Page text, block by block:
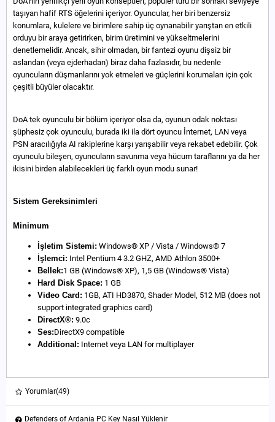
taşıyan hafif RTS öğelerini içeriyor. Oyuncular, her biri benzersiz
konumlara, kulelere ve birimlere sahip üç oynanabilir yarıştan en etkili
orduyu bir araya getirirken, birim üretimini ve yükseltmelerini
denetlemelidir. Ancak, sihir olmadan, bir fantezi oyunu dişsiz bir
aslandan (veya ejderhadan) biraz daha fazlasıdır, bu nedenle
oyuncuların düşmanlarını yok etmeleri ve güçlerini korumaları için çok
çeşitli büyüler olacaktır.
DoA tek oyunculu bir bölüm içeriyor olsa da, oyunun odak noktası
şüphesiz çok oyunculu, burada iki ila dört oyuncu İnternet, LAN veya
PSN aracılığıyla AI rakiplerine karşı yarışabilir veya rekabet edebilir. Çok
oyunculu bileşen, oyuncuların savunma veya hücum taraflarını ya da her
ikisini birden alabilecekleri üç farklı oyun modu sunar!
Sistem Gereksinimleri
Minimum
İşletim Sistemi: Windows® XP / Vista / Windows® 7
İşlemci: Intel Pentium 4 3.2 GHZ, AMD Athlon 3500+
Bellek:1 GB (Windows® XP), 1,5 GB (Windows® Vista)
Hard Disk Space: 1 GB
Video Card: 1GB, ATI HD3870, Shader Model, 512 MB (does not
support integrated graphics card)
DirectX®: 9.0c
Ses:DirectX9 compatible
Additional: Internet veya LAN for multiplayer
Yorumlar(49)
Defenders of Ardania PC Key Nasıl Yüklenir